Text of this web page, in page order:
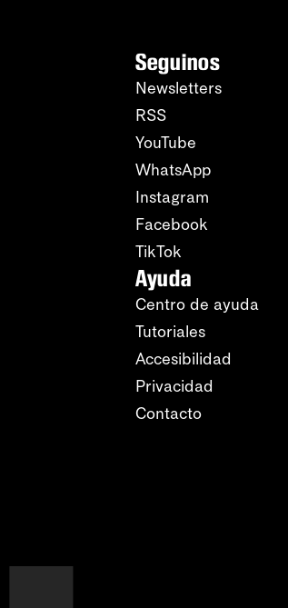
Seguinos
Newsletters
RSS
YouTube
WhatsApp
Instagram
Facebook
TikTok
Ayuda
Centro de ayuda
Tutoriales
Accesibilidad
Privacidad
Contacto